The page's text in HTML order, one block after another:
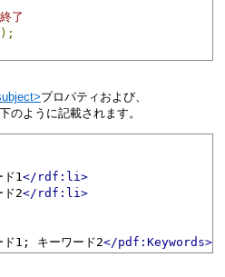
了
プロパティおよび、
のように記載されます。
ド1 </rdf:li>
ド2</rdf:li>
ド1; キーワード2</pdf:Keywords>